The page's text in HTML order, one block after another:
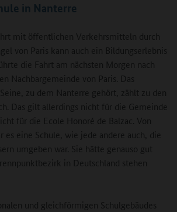
in Nanterre
mit öffentlichen Verkehrsmitteln durch
von Paris kann auch ein Bildungserlebnis
die Fahrt am nächsten Morgen nach
Nachbargemeinde von Paris. Das
zu dem Nanterre gehört, zählt zu den
Das gilt allerdings nicht für die Gemeinde
für die Ecole Honoré de Balzac. Von
es eine Schule, wie jede andere auch, die
umgeben war. Sie hätte genauso gut
in Deutschland stehen
und gleichförmigen Schulgebäudes